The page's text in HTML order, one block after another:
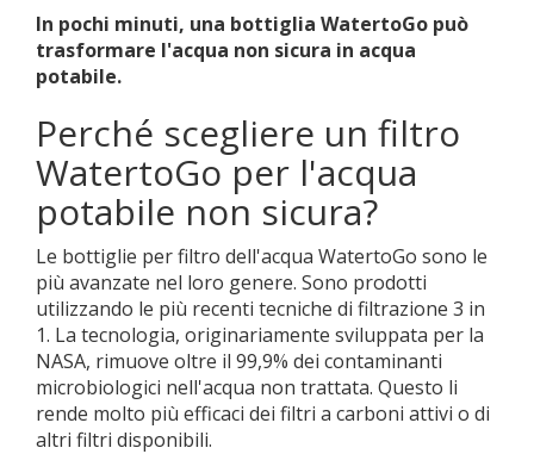
In pochi minuti, una bottiglia WatertoGo può
trasformare l'acqua non sicura in acqua
potabile.
Perché scegliere un filtro
WatertoGo per l'acqua
potabile non sicura?
Le bottiglie per filtro dell'acqua WatertoGo sono le
più avanzate nel loro genere. Sono prodotti
utilizzando le più recenti tecniche di filtrazione 3 in
1. La tecnologia, originariamente sviluppata per la
NASA, rimuove oltre il 99,9% dei contaminanti
microbiologici nell'acqua non trattata. Questo li
rende molto più efficaci dei filtri a carboni attivi o di
altri filtri disponibili.